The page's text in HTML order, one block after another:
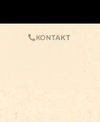
KONTAKT